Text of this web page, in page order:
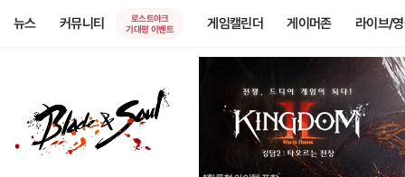
뉴스 커뮤니티
로스트아크
기대평 이벤트
게임캘린더 게이머존 라이브/